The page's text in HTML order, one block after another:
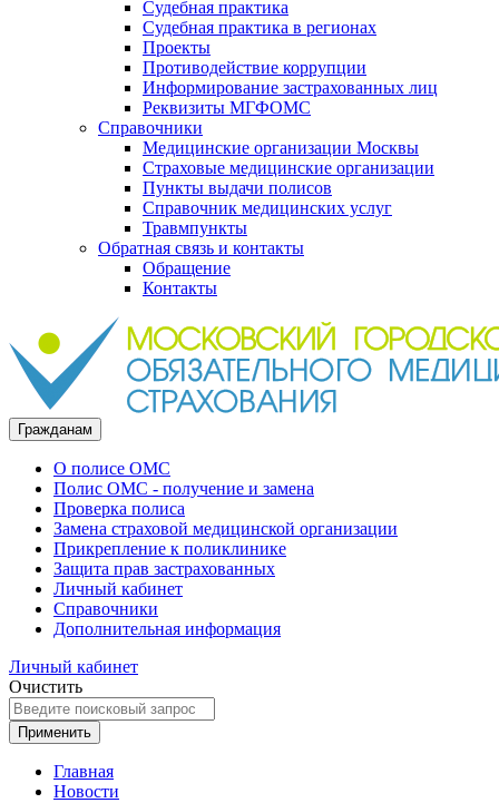
Судебная практика
Судебная практика в регионах
Проекты
Противодействие коррупции
Информирование застрахованных лиц
Реквизиты МГФОМС
Справочники
Медицинские организации Москвы
Страховые медицинские организации
Пункты выдачи полисов
Справочник медицинских услуг
Травмпункты
Обратная связь и контакты
Обращение
Контакты
Гражданам
О полисе ОМС
Полис ОМС - получение и замена
Проверка полиса
Замена страховой медицинской организации
Прикрепление к поликлинике
Защита прав застрахованных
Личный кабинет
Справочники
Дополнительная информация
Личный кабинет
Очистить
Применить
Главная
Новости